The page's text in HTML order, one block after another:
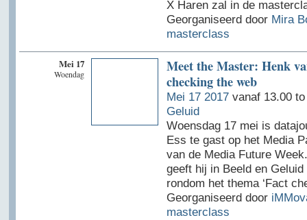
X Haren zal in de
Georganiseerd door Mira
masterclass
Mei 17
Woendag
Meet the Master: Henk
checking the web
Mei 17 2017vanaf 13.00
Geluid
Woensdag 17 mei is
Ess te gast op het Media
van de Media Future
geeft hij in Beeld en Geluid
rondom het thema ‘Fact
Georganiseerd door
masterclass